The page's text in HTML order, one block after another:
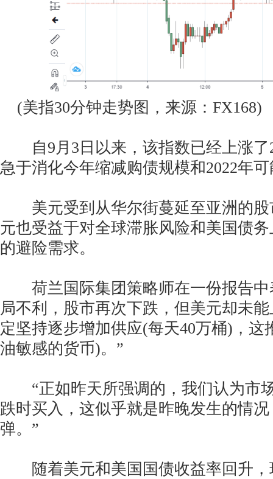
(美指30分钟走势图，来源：FX168)
自9月3日以来，该指数已经上涨了
急于消化今年缩减购债规模和2022年
美元受到从华尔街蔓延至亚洲的股
元也受益于对全球滞胀风险和美国债
的避险需求。
荷兰国际集团策略师在一份报告中
局不利，股市再次下跌，但美元却未
定坚持逐步增加供应(每天40万桶)，这
油敏感的货币)。”
“正如昨天所强调的，我们认为市
跌时买入，这似乎就是昨晚发生的情
弹。”
随着美元和美国国债收益率回升，